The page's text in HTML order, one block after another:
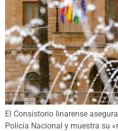
El Consistorio linarense
Policía Nacional y muestra su